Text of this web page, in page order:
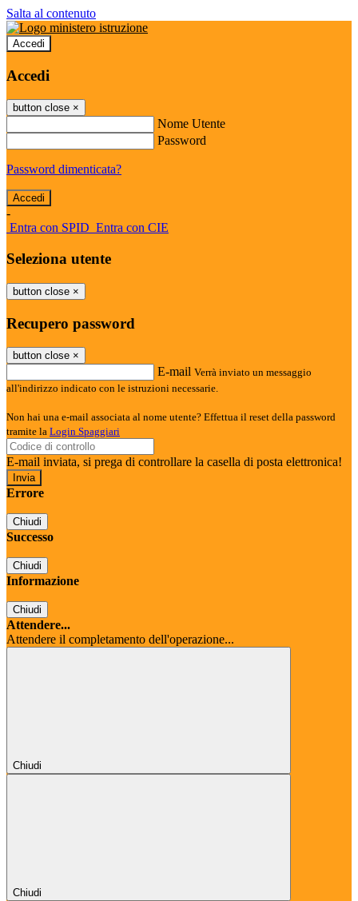
Salta al contenuto
Accedi
Accedi
button close ×
Nome Utente
Password
Password dimenticata?
-
Entra con SPID Entra con CIE
Seleziona utente
button close ×
Recupero password
button close ×
E-mail Verrà inviato un messaggio
all'indirizzo indicato con le istruzioni necessarie.
Non hai una e-mail associata al nome utente? Effettua il reset della password
tramite la Login Spaggiari
E-mail inviata, si prega di controllare la casella di posta elettronica!
Errore
Chiudi
Successo
Chiudi
Informazione
Chiudi
Attendere...
Attendere il completamento dell'operazione...
Chiudi
Chiudi